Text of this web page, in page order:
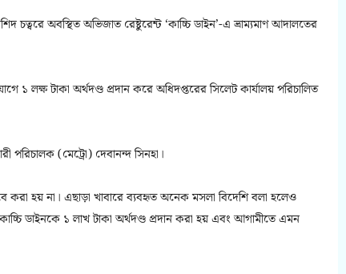
চত্বরে অবস্থিত অভিজাত রেষ্টুরেন্ট ‘কাচ্চি ডাইন’-এ ভ্রাম্যমাণ আদালতের
১ লক্ষ টাকা অর্থদণ্ড প্রদান করে অধিদপ্তরের সিলেট কার্যালয় পরিচালিত
পরিচালক (মেট্রো) দেবানন্দ সিনহা।
করা হয় না। এছাড়া খাবারে ব্যবহৃত অনেক মসলা বিদেশি বলা হলেও
ডাইনকে ১ লাখ টাকা অর্থদণ্ড প্রদান করা হয় এবং আগামীতে এমন